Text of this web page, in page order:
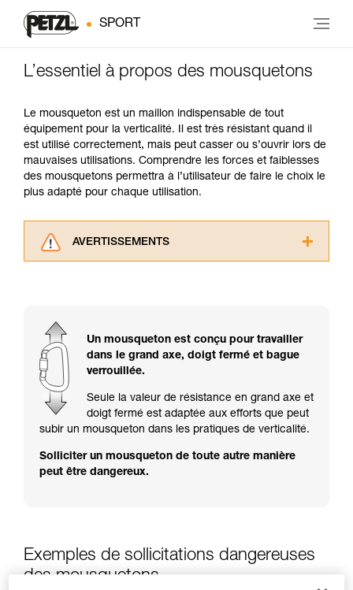
SPORT
L’essentiel à propos des mousquetons
Le mousqueton est un maillon indispensable de tout
équipement pour la verticalité. Il est très résistant quand il
est utilisé correctement, mais peut casser ou s’ouvrir lors de
mauvaises utilisations. Comprendre les forces et faiblesses
des mousquetons permettra à l’utilisateur de faire le choix le
plus adapté pour chaque utilisation.
AVERTISSEMENTS
pouvoir comprendre ce complément
d’informations.
Maîtriser ces techniques nécessite une
avec un professionnel votre capacité à refaire
la manipulation, seul, en toute sécurité, avant
de la reproduire en autonomie.
liées à votre activité. Il peut en exister d’autres
que nous ne décrivons pas ici.
Un mousqueton est conçu pour travailler
dans le grand axe, doigt fermé et bague
verrouillée.
Seule la valeur de résistance en grand axe et
doigt fermé est adaptée aux efforts que peut
subir un mousqueton dans les pratiques de verticalité.
Solliciter un mousqueton de toute autre manière
peut être dangereux.
Exemples de sollicitations dangereuses
des mousquetons